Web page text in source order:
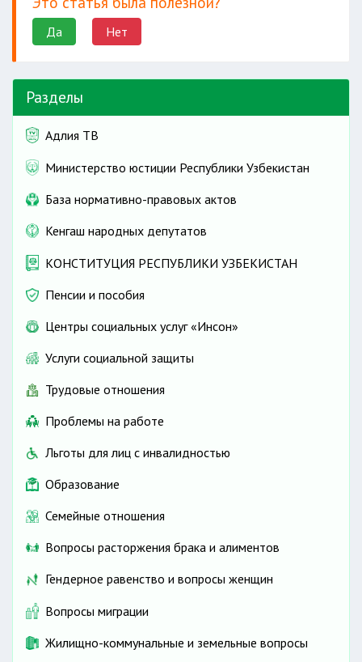
Да Нет
Разделы
Адлия ТВ
Министерство юстиции Республики Узбекистан
База нормативно-правовых актов
Кенгаш народных депутатов
КОНСТИТУЦИЯ РЕСПУБЛИКИ УЗБЕКИСТАН
Пенсии и пособия
Центры социальных услуг «Инсон»
Услуги социальной защиты
Трудовые отношения
Проблемы на работе
Льготы для лиц с инвалидностью
Образование
Семейные отношения
Вопросы расторжения брака и алиментов
Гендерное равенство и вопросы женщин
Вопросы миграции
Жилищно-коммунальные и земельные вопросы